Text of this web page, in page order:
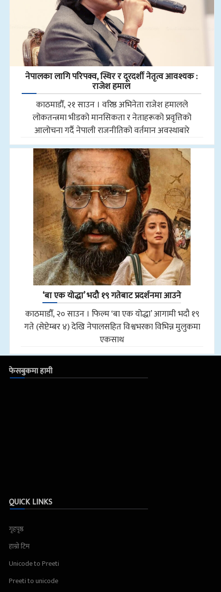
नेपालका लागि परिपक्व, स्थिर र दूरदर्शी नेतृत्व आवश्यक :
राजेश हमाल
काठमाडौँ, २१ साउन । वरिष्ठ अभिनेता राजेश हमालले
लोकतन्त्रमा भीडको मानसिकता र नेताहरूको प्रवृत्तिको
आलोचना गर्दै नेपाली राजनीतिको वर्तमान अवस्थाबारे
‘बा एक योद्धा’ भदौ १९ गतेबाट प्रदर्शनमा आउने
काठमाडौँ, २० साउन । फिल्म ‘बा एक योद्धा’ आगामी भदौ १९
गते (सेप्टेम्बर ४) देखि नेपालसहित विश्वभरका विभिन्न मुलुकमा
एकसाथ
फेसबुकमा हामी
QUICK LINKS
गृहपृष्ठ
हाम्रो टिम
Unicode to Preeti
Preeti to unicode